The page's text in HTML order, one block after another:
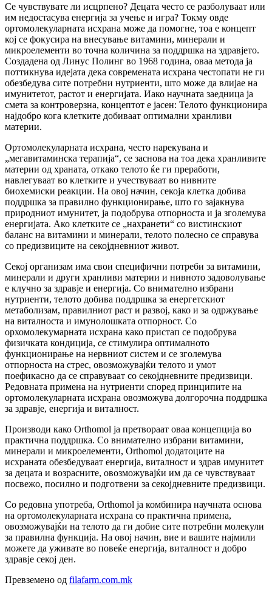
Се чувствувате ли исцрпено? Децата често се разболуваат или
им недостасува енергија за учење и игра? Токму овде
ортомолекуларната исхрана може да помогне, тоа е концепт
кој се фокусира на внесување витамини, минерали и
микроелементи во точна количина за поддршка на здравјето.
Создадена од Линус Полинг во 1968 година, оваа метода ја
поттикнува идејата дека современата исхрана честопати не ги
обезбедува сите потребни нутриенти, што може да влијае на
имунитетот, растот и енергијата. Иако научната заедница ја
смета за контроверзна, концептот е јасен: Телото функционира
најдобро кога клетките добиваат оптимални хранливи
материи.
Ортомолекуларната исхрана, често нарекувана и
„мегавитаминска терапија“, се заснова на тоа дека хранливите
материи од храната, откако телото ќе ги преработи,
навлегуваат во клетките и учествуваат во нивните
биохемиски реакции. На овој начин, секоја клетка добива
поддршка за правилно функционирање, што го зајакнува
природниот имунитет, ја подобрува отпорноста и ја зголемува
енергијата. Ако клетките се „нахранети“ со вистинскиот
баланс на витамини и минерали, телото полесно се справува
со предизвиците на секојдневниот живот.
Секој организам има свои специфични потреби за витамини,
минерали и други хранливи материи и нивното задоволување
е клучно за здравје и енергија. Со внимателно избрани
нутриенти, телото добива поддршка за енергетскиот
метаболизам, правилниот раст и развој, како и за одржување
на виталноста и имунолошката отпорност. Со
орхомолекумарната исхрана како пристап се подобрува
физичката кондиција, се стимулира оптималното
функционирање на нервниот систем и се зголемува
отпорноста на стрес, овозможувајќи телото и умот
поефикасно да се справуваат со секојдневните предизвици.
Редовната примена на нутриенти според принципите на
ортомолекуларната исхрана овозможува долгорочна поддршка
за здравје, енергија и виталност.
Производи како Orthomol ја претвораат оваа концепција во
практична поддршка. Со внимателно избрани витамини,
минерали и микроелементи, Orthomol додатоците на
исхраната обезбедуваат енергија, виталност и здрав имунитет
за децата и возрасните, овозможувајќи им да се чувствуваат
посвежо, посилно и подготвени за секојдневните предизвици.
Со редовна употреба, Orthomol ја комбинира научната основа
на ортомолекуларната исхрана со практична примена,
овозможувајќи на телото да ги добие сите потребни молекули
за правилна функција. На овој начин, вие и вашите најмили
можете да уживате во повеќе енергија, виталност и добро
здравје секој ден.
Превземено од filafarm.com.mk